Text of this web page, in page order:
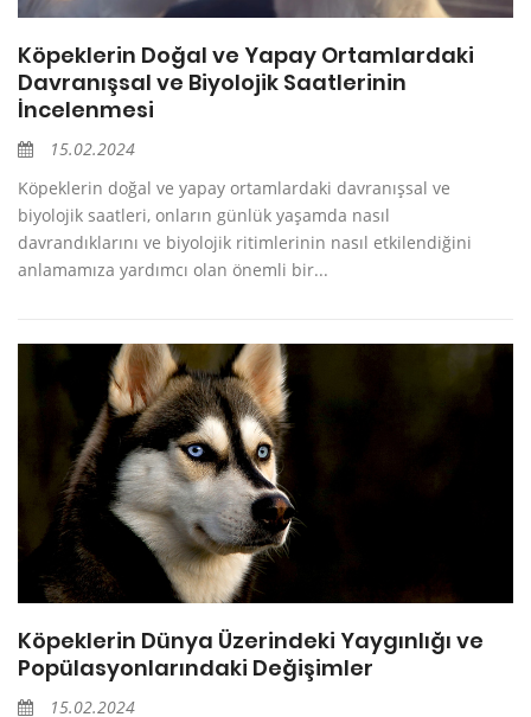
Köpeklerin Doğal ve Yapay Ortamlardaki
Davranışsal ve Biyolojik Saatlerinin
İncelenmesi
15.02.2024
Köpeklerin doğal ve yapay ortamlardaki davranışsal ve
biyolojik saatleri, onların günlük yaşamda nasıl
davrandıklarını ve biyolojik ritimlerinin nasıl etkilendiğini
anlamamıza yardımcı olan önemli bir...
Köpeklerin Dünya Üzerindeki Yaygınlığı ve
Popülasyonlarındaki Değişimler
15.02.2024